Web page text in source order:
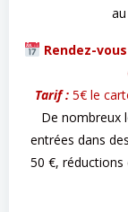
Rendez-
Tarif : 5€ le
De nombreux
entrées dans
50 €,